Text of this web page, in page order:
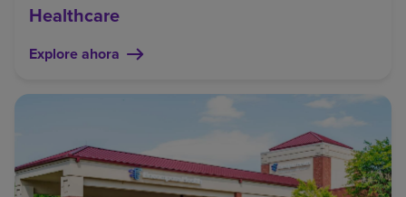
Healthcare
Explore ahora